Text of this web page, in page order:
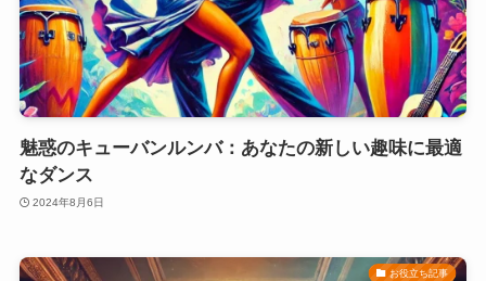
魅惑のキューバンルンバ：あなたの新しい趣味に最適
なダンス
2024年8月6日
お役立ち記事